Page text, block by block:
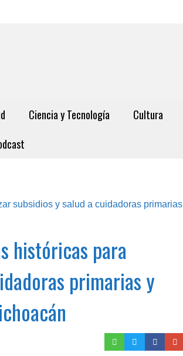
Ciencia y Tecnología Cultura
históricas para
primarias y